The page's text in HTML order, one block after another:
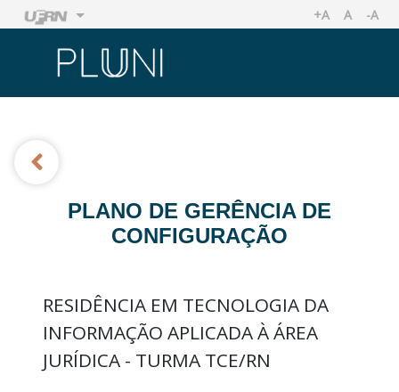
Ir
Ir
+AAUMENTAR
A -A
PLANO DE GERÊNCIA DE
CONFIGURAÇÃO
RESIDÊNCIA EM TECNOLOGIA DA
INFORMAÇÃO APLICADA À ÁREA
JURÍDICA - TURMA TCE/RN